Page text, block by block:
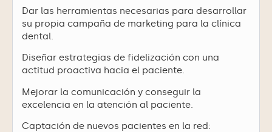
Dar las herramientas necesarias para desarrollar
su propia campaña de marketing para la clínica
dental.
Diseñar estrategias de fidelización con una
actitud proactiva hacia el paciente.
Mejorar la comunicación y conseguir la
excelencia en la atención al paciente.
Captación de nuevos pacientes en la red: